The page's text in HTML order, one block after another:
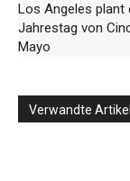
Los Angeles plant
Jahrestag von
Mayo
Verwandte Artikel